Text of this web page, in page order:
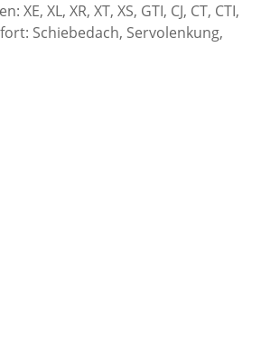
XL, XR, XT, XS, GTI, CJ, CT, CTI,
Schiebedach, Servolenkung,